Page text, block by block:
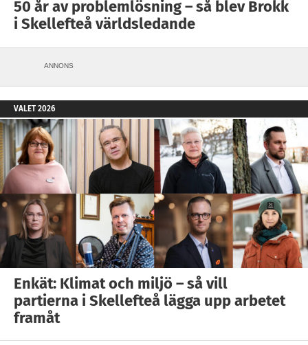
50 år av problemlösning – så blev Brokk
i Skellefteå världsledande
ANNONS
VALET 2026
Enkät: Klimat och miljö – så vill
partierna i Skellefteå lägga upp arbetet
framåt